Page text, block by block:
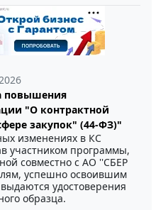
повышения
"О контрактной
закупок" (44-ФЗ)"
изменениях в КС
участником программы,
совместно с АО ''СБЕР
успешно освоившим
удостоверения
образца.